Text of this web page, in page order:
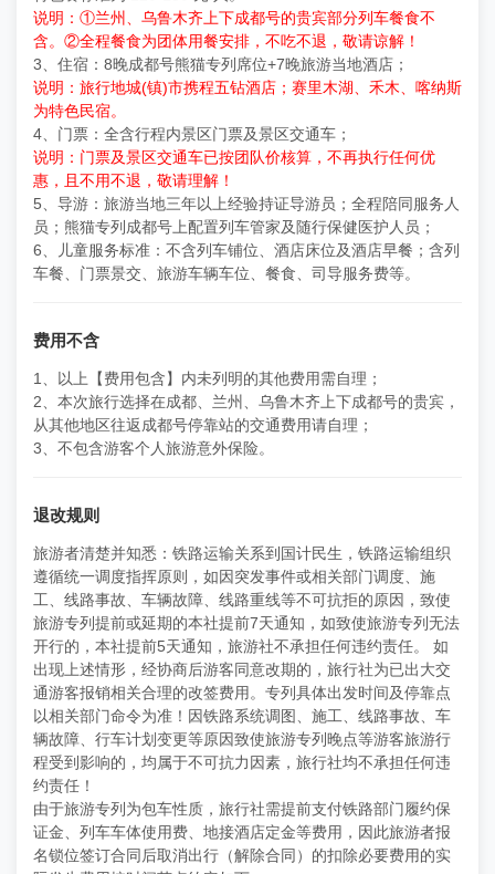
说明：①兰州、乌鲁木齐上下成都号的贵宾部分列车餐食不
含。②全程餐食为团体用餐安排，不吃不退，敬请谅解！
3、住宿：8晚成都号熊猫专列席位+7晚旅游当地酒店；
说明：旅行地城(镇)市携程五钻酒店；赛里木湖、禾木、喀纳斯
为特色民宿。
4、门票：全含行程内景区门票及景区交通车；
说明：门票及景区交通车已按团队价核算，不再执行任何优
惠，且不用不退，敬请理解！
5、导游：旅游当地三年以上经验持证导游员；全程陪同服务人
员；熊猫专列成都号上配置列车管家及随行保健医护人员；
6、儿童服务标准：不含列车铺位、酒店床位及酒店早餐；含列
车餐、门票景交、旅游车辆车位、餐食、司导服务费等。
费用不含
1、以上【费用包含】内未列明的其他费用需自理；
2、本次旅行选择在成都、兰州、乌鲁木齐上下成都号的贵宾，
从其他地区往返成都号停靠站的交通费用请自理；
3、不包含游客个人旅游意外保险。
退改规则
旅游者清楚并知悉：铁路运输关系到国计民生，铁路运输组织
遵循统一调度指挥原则，如因突发事件或相关部门调度、施
工、线路事故、车辆故障、线路重线等不可抗拒的原因，致使
旅游专列提前或延期的本社提前7天通知，如致使旅游专列无法
开行的，本社提前5天通知，旅游社不承担任何违约责任。 如
出现上述情形，经协商后游客同意改期的，旅行社为已出大交
通游客报销相关合理的改签费用。专列具体出发时间及停靠点
以相关部门命令为准！因铁路系统调图、施工、线路事故、车
辆故障、行车计划变更等原因致使旅游专列晚点等游客旅游行
程受到影响的，均属于不可抗力因素，旅行社均不承担任何违
约责任！
由于旅游专列为包车性质，旅行社需提前支付铁路部门履约保
证金、列车车体使用费、地接酒店定金等费用，因此旅游者报
名锁位签订合同后取消出行（解除合同）的扣除必要费用的实